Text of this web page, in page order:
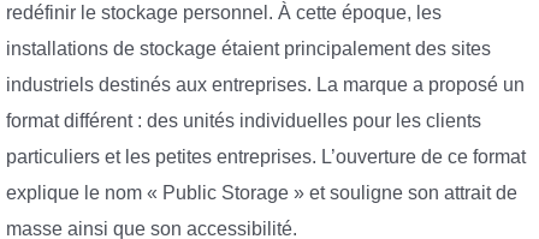
redéfinir le stockage personnel. À cette époque, les
installations de stockage étaient principalement des sites
industriels destinés aux entreprises. La marque a proposé un
format différent : des unités individuelles pour les clients
particuliers et les petites entreprises. L’ouverture de ce format
explique le nom « Public Storage » et souligne son attrait de
masse ainsi que son accessibilité.